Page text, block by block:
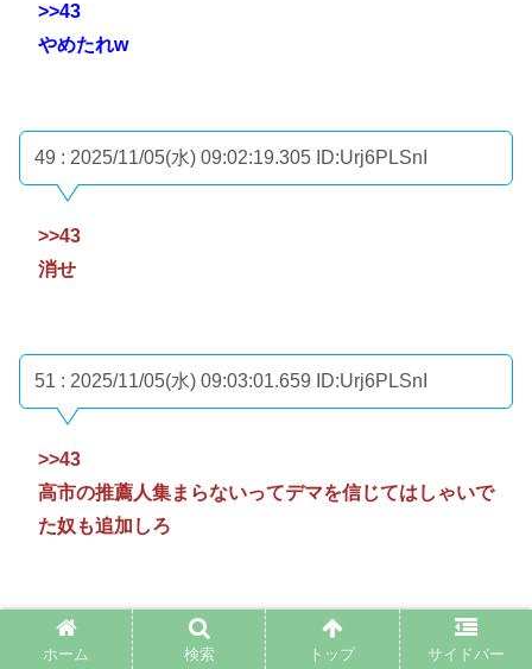
>>43
やめたれw
49 : 2025/11/05(水) 09:02:19.305 ID:Urj6PLSnI
>>43
消せ
51 : 2025/11/05(水) 09:03:01.659 ID:Urj6PLSnI
>>43
高市の推薦人集まらないってデマを信じてはしゃいで
た奴も追加しろ
52 : 2025/11/05(水) 09:03:53.253 ID:bNzLiH8PR
ホーム 検索 トップ サイドバー